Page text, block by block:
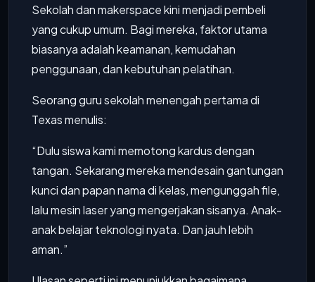
Sekolah dan makerspace kini menjadi pembeli
yang cukup umum. Bagi mereka, faktor utama
biasanya adalah keamanan, kemudahan
penggunaan, dan kebutuhan pelatihan.
Seorang guru sekolah menengah pertama di
Texas menulis:
“Dulu siswa kami memotong kardus dengan
tangan. Sekarang mereka mendesain gantungan
kunci dan papan nama di kelas, mengunggah file,
lalu mesin laser yang mengerjakan sisanya. Anak-
anak belajar teknologi nyata. Dan jauh lebih
aman.”